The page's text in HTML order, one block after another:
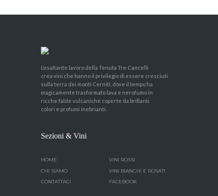
L’esaltante lavoro della Tenuta Tre Cancelli
crea vini che hanno il privilegio di essere cresciuti
sulla terra dei monti Cerniti, dove il tempo ha
magicamente trasformato lava e nerofumo in
ricche falde vulcaniche coperte da brillanti
colori e profumi inebrianti.
Sezioni & Vini
HOME
VINI ROSSI
CHI SIAMO
VINI BIANCHI E ROSATI
CONTATTACI
FACEBOOK